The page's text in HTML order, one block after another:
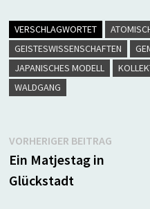
VERSCHLAGWORTET
GEISTESWISSENSCHAFTEN
JAPANISCHES MODELL
WALDGANG
VORHERIGER BEITRAG
Ein Matjestag in
Glückstadt